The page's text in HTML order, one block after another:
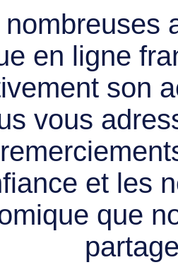
en ligne
son
vous
et les
que